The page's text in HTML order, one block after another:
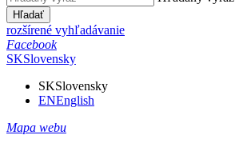
Hľadať
rozšírené vyhľadávanie
Facebook
SKSlovensky
SKSlovensky
ENEnglish
Mapa webu